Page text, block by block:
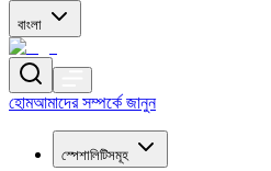
বাংলা
হোমআমাদের সম্পর্কে জানুন
স্পেশালিটিসমূহ